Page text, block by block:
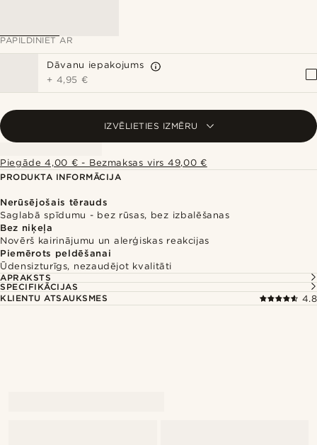
PAPILDINIET AR
Dāvanu iepakojums
+ 4,95 €
IZVĒLIETIES IZMĒRU
Piegāde 4,00 € - Bezmaksas virs 49,00 €
PRODUKTA INFORMĀCIJA
Nerūsējošais tērauds
Saglabā spīdumu - bez rūsas, bez izbalēšanas
Bez niķeļa
Novērš kairinājumu un alerģiskas reakcijas
Piemērots peldēšanai
Ūdensizturīgs, nezaudējot kvalitāti
APRAKSTS
SPECIFIKĀCIJAS
KLIENTU ATSAUKSMES
4.8